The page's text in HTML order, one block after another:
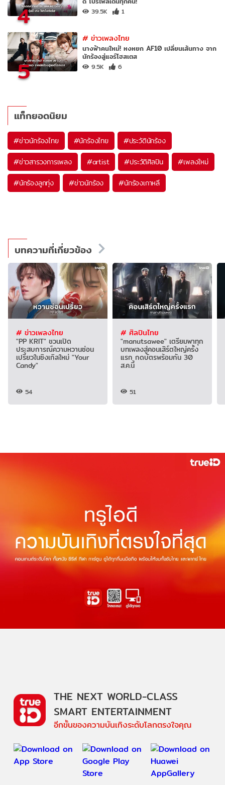
4 39.5K 1
5
#ข่าวเพลงไทย
นางฟ้าคนใหม่! หงหยก AF10 เปลี่ยนเส้นทาง จาก
นักร้องสู่แอร์โฮสเตส
9.5K 6
แท็กยอดนิยม
#ข่าวนักร้องไทย #นักร้องไทย #ประวัตินักร้อง
#ข่าวสารวงการเพลง #artist #ประวัติศิลปิน #เพลงใหม่
#นักร้องลูกทุ่ง #ข่าวนักร้อง #นักร้องเกาหลี
บทความที่เกี่ยวข้อง
# ข่าวเพลงไทย
"PP KRIT" ชวนเปิด
ประสบการณ์ความหวานซ่อน
เปรี้ยวในซิงเกิลใหม่ "Your
Candy"
54
# ศิลปินไทย
"manutsawee" เตรียมพาทุก
บทเพลงสู่คอนเสิร์ตใหญ่ครั้ง
แรก กดบัตรพร้อมกัน 30
ส.ค.นี้
51
THE NEXT WORLD-CLASS
SMART ENTERTAINMENT
อีกขั้นของความบันเทิงระดับโลกตรงใจคุณ